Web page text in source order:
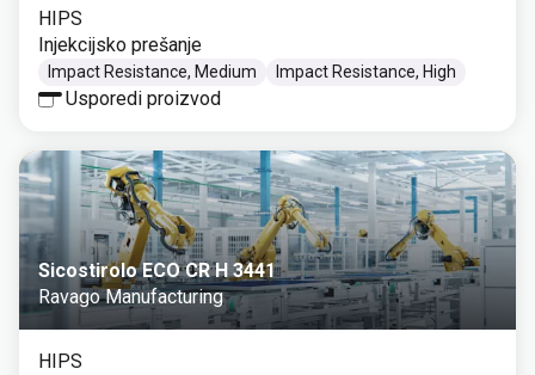
HIPS
Injekcijsko prešanje
Impact Resistance, Medium Impact Resistance, High
Usporedi proizvod
Sicostirolo ECO CR H 3441
Ravago Manufacturing
HIPS